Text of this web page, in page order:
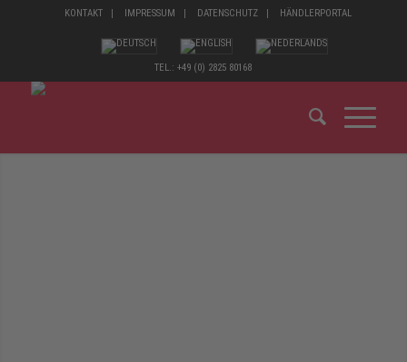
KONTAKT IMPRESSUM DATENSCHUTZ HÄNDLERPORTAL
TEL.: +49 (0) 2825 80168